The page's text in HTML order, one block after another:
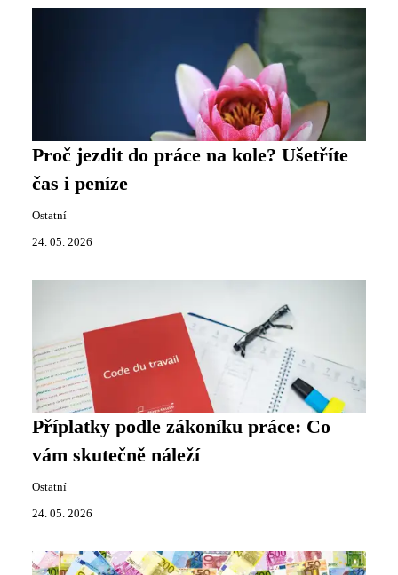
Proč jezdit do práce na kole? Ušetříte
čas i peníze
Ostatní
24. 05. 2026
Příplatky podle zákoníku práce: Co
vám skutečně náleží
Ostatní
24. 05. 2026